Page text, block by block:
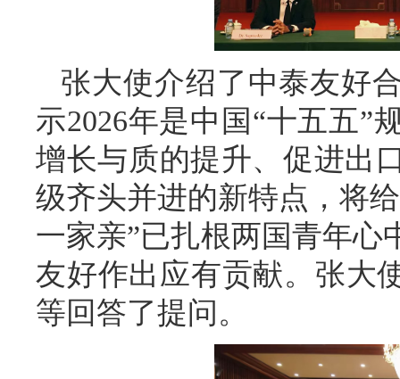
张大使介绍了中泰友好
示2026年是中国“十五五”
增长与质的提升、促进出
级齐头并进的新特点，将
一家亲”已扎根两国青年
友好作出应有贡献。张大
等回答了提问。